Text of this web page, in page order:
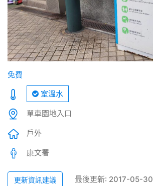
免費
室溫水
單車園地入口
戶外
康文署
更新資訊建議 最後更新: 2017-05-30